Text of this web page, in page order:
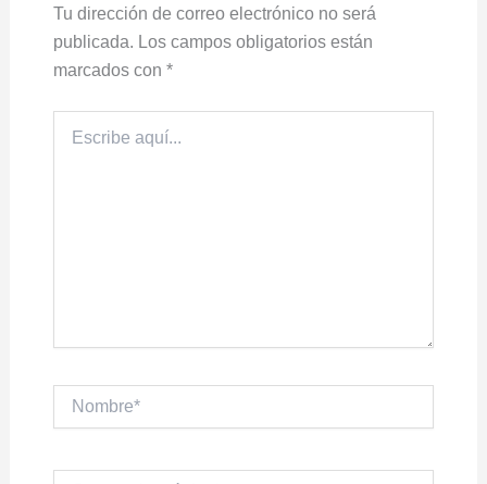
Tu dirección de correo electrónico no será
publicada. Los campos obligatorios están
marcados con *
aquí...